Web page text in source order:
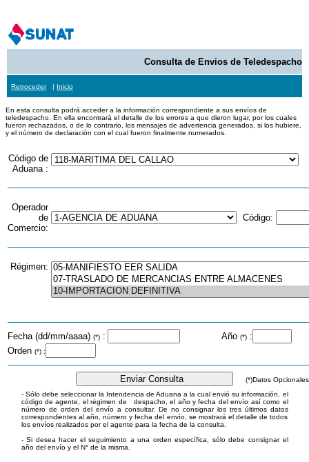
Consulta de Envios de Teledespacho
Retroceder| Inicio
En esta consulta podrá acceder a la información correspondiente a sus envíos de
teledespacho. En ella encontrará el detalle de los errores a que dieron lugar, por los cuales
fueron rechazados, o de lo contrario, los mensajes de advertencia generados, si los hubiere,
y el número de declaración con el cual fueron finalmente numerados.
Código de
Aduana :
Operador
de
Comercio:
Código:
Régimen:
Fecha (dd/mm/aaaa) (*) : Año (*) :
Orden (*) :
(*)Datos Opcionales
- Sólo debe seleccionar la Intendencia de Aduana a la cual envió su información, el
código de agente, el régimen de despacho, el año y fecha del envío así como el
número de orden del envío a consultar. De no consignar los tres últimos datos
correspondientes al año, número y fecha del envío, se mostrará el detalle de todos
los envíos realizados por el agente para la fecha de la consulta.
- Si desea hacer el seguimiento a una orden específica, sólo debe consignar el
año del envío y el N° de la misma.